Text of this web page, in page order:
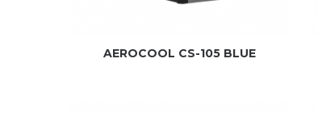
AEROCOOL CS-105 BLUE